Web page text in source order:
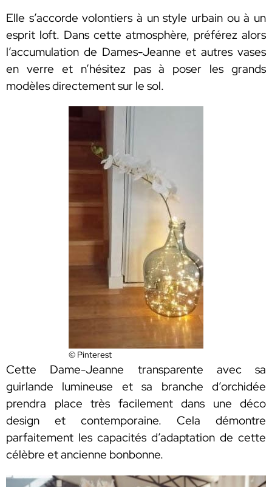
Elle s’accorde volontiers à un style urbain ou à un
esprit loft. Dans cette atmosphère, préférez alors
l’accumulation de Dames-Jeanne et autres vases
en verre et n’hésitez pas à poser les grands
modèles directement sur le sol.
© Pinterest
Cette Dame-Jeanne transparente avec sa
guirlande lumineuse et sa branche d’orchidée
prendra place très facilement dans une déco
design et contemporaine. Cela démontre
parfaitement les capacités d’adaptation de cette
célèbre et ancienne bonbonne.